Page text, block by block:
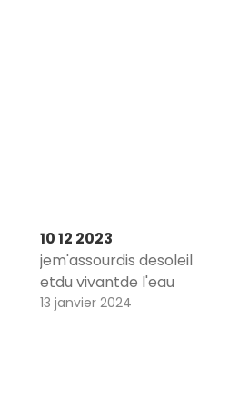
10 12 2023
jem'assourdis desoleil
etdu vivantde l'eau
13 janvier 2024